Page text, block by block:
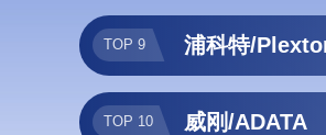
TOP 9 浦科特/
TOP 10 威刚/ADATA